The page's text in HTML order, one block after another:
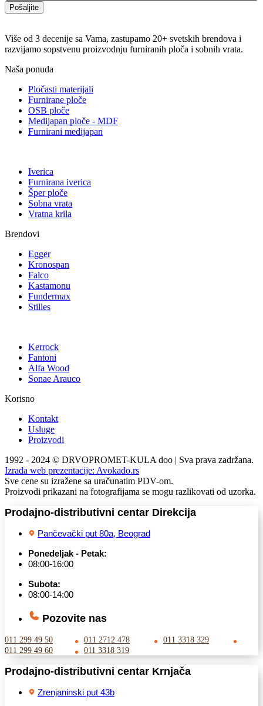
Pošaljite
Više od 3 decenije sa Vama, zastupamo 20+ svetskih brendova i
razvijamo sopstvenu proizvodnju furniranih ploča i sobnih vrata.
Naša ponuda
Pločasti materijali
Furnirane ploče
OSB ploče
Medijapan ploče - MDF
Furnirani medijapan
Iverica
Furnirana iverica
Šper ploče
Sobna vrata
Vratna krila
Brendovi
Egger
Kronospan
Falco
Kastamonu
Fundermax
Stilles
Kerrock
Fantoni
Alfa Wood
Sonae Arauco
Korisno
Kontakt
Usluge
Proizvodi
1992 - 2024 © DRVOPROMET-KULA doo | Sva prava zadržana.
Izrada web prezentacije: Avokado.rs
Sve cene su izražene sa uračunatim PDV-om.
Proizvodi prikazani na fotografijama se mogu razlikovati od uzorka.
Prodajno-distributivni centar Direkcija
Pančevački put 80a, Beograd
Ponedeljak - Petak:
08:00-16:00
Subota:
08:00-14:00
Pozovite nas
011 299 49 50 011 2712 478
011 3318 329
011 299 49 60
011 3318 319
Prodajno-distributivni centar Krnjača
Zrenjaninski put 43b